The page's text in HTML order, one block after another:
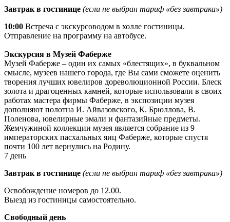
Завтрак в гостинице (если не выбран тариф «без завтрака»)
10:00 Встреча с экскурсоводом в холле гостиницы.
Отправление на программу на автобусе.
Экскурсия в Музей Фаберже
Музей Фаберже – один их самых «блестящих», в буквальном
смысле, музеев нашего города, где Вы сами сможете оценить
творения лучших ювелиров дореволюционной России. Блеск
золота и драгоценных камней, которые использовали в своих
работах мастера фирмы Фаберже, в экспозиции музея
дополняют полотна И. Айвазовского, К. Брюллова, В.
Поленова, ювелирные эмали и фантазийные предметы.
Жемчужиной коллекции музея является собрание из 9
императорских пасхальных яиц Фаберже, которые спустя
почти 100 лет вернулись на Родину.
7 день
Завтрак в гостинице (если не выбран тариф «без завтрака»)
Освобождение номеров до 12.00.
Выезд из гостиницы самостоятельно.
Свободный день